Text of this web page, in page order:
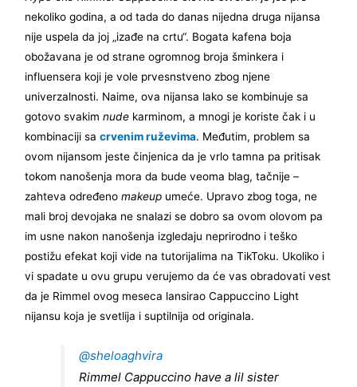
nekoliko godina, a od tada do danas nijedna druga nijansa
nije uspela da joj „izađe na crtu“. Bogata kafena boja
obožavana je od strane ogromnog broja šminkera i
influensera koji je vole prvesnstveno zbog njene
univerzalnosti. Naime, ova nijansa lako se kombinuje sa
gotovo svakimnude karminom, a mnogi je koriste čak i u
kombinaciji sacrvenim ruževima. Međutim, problem sa
ovom nijansom jeste činjenica da je vrlo tamna pa pritisak
tokom nanošenja mora da bude veoma blag, tačnije –
zahteva određenomakeup umeće. Upravo zbog toga, ne
mali broj devojaka ne snalazi se dobro sa ovom olovom pa
im usne nakon nanošenja izgledaju neprirodno i teško
postižu efekat koji vide na tutorijalima na TikToku. Ukoliko i
vi spadate u ovu grupu verujemo da će vas obradovati vest
da je Rimmel ovog meseca lansirao Cappuccino Light
nijansu koja je svetlija i suptilnija od originala.
@sheloaghvira
Rimmel Cappuccino have a lil sister